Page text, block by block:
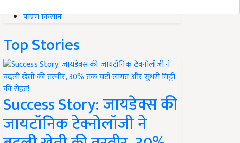
पीएम किसान
Top Stories
Success Story: जायडेक्स की
जायटॉनिक टेक्नोलॉजी ने